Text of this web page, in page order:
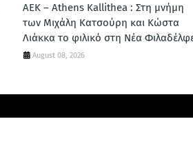
ΑΕΚ – Athens Kallithea : Στη μνήμη
των Μιχάλη Κατσούρη και Κώστα
Λιάκκα το φιλικό στη Νέα
August 08, 2026